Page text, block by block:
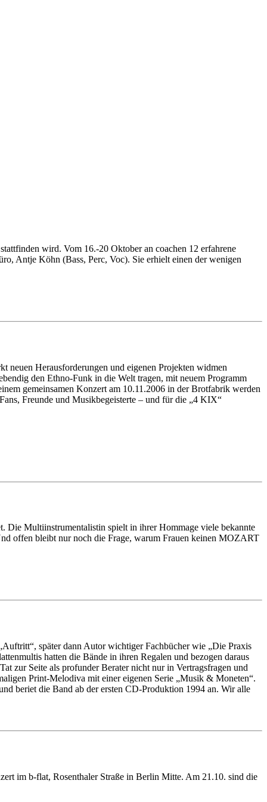
wird. Vom 16.-20 Oktober an coachen 12 erfahrene
Antje Köhn (Bass, Perc, Voc). Sie erhielt einen der wenigen
neuen Herausforderungen und eigenen Projekten widmen
den Ethno-Funk in die Welt tragen, mit neuem Programm
gemeinsamen Konzert am 10.11.2006 in der Brotfabrik werden
Freunde und Musikbegeisterte – und für die „4 KIX“
Die Multiinstrumentalistin spielt in ihrer Hommage viele bekannte
offen bleibt nur noch die Frage, warum Frauen keinen MOZART
später dann Autor wichtiger Fachbücher wie „Die Praxis
hatten die Bände in ihren Regalen und bezogen daraus
zur Seite als profunder Berater nicht nur in Vertragsfragen und
Print-Melodiva mit einer eigenen Serie „Musik & Moneten“.
beriet die Band ab der ersten CD-Produktion 1994 an. Wir alle
im b-flat, Rosenthaler Straße in Berlin Mitte. Am 21.10. sind die